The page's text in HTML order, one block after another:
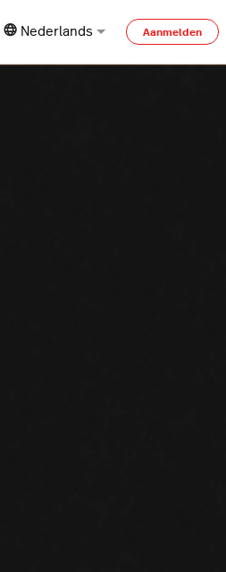
Nederlands Aanmelden